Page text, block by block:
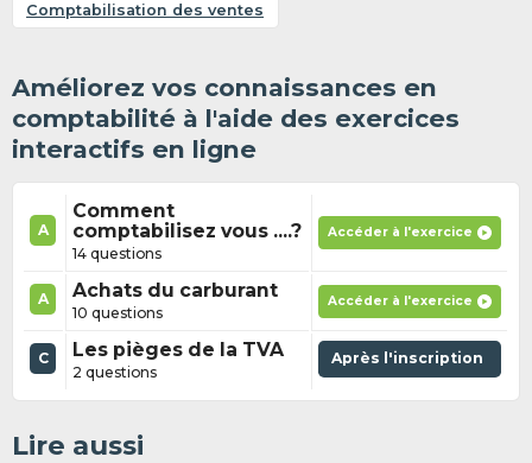
Comptabilisation des ventes
Améliorez vos connaissances en
comptabilité à l'aide des exercices
interactifs en ligne
A
Comment
comptabilisez vous ....?
14 questions
Accéder à l'exercice
A Achats du carburant
10 questions
Accéder à l'exercice
C Les pièges de la TVA
2 questions
Après l'inscription
Lire aussi